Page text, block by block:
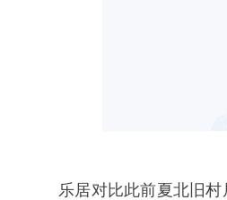
乐居对比此前夏北旧